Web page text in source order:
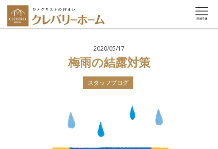
2020/05/17
梅雨の結露対策
スタッフブログ